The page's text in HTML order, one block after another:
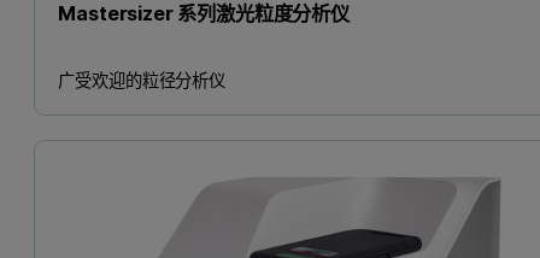
Mastersizer 系列激光粒度分析仪
广受欢迎的粒径分析仪